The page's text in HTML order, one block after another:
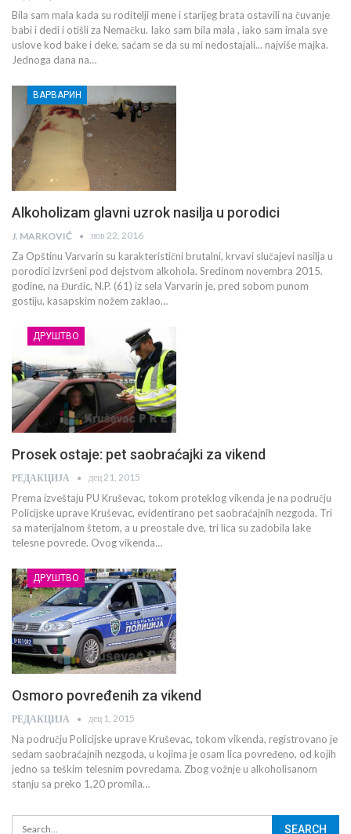
Bila sam mala kada su roditelji mene i starijeg brata ostavili na čuvanje
babi i dedi i otišli za Nemačku. Iako sam bila mala , iako sam imala sve
uslove kod bake i deke, saćam se da su mi nedostajali... najviše majka.
Jednoga dana na…
ВАРВАРИН
Alkoholizam glavni uzrok nasilja u porodici
J. MARKOVIĆ нов 22, 2016
Za Opštinu Varvarin su karakteristični brutalni, krvavi slučajevi nasilja u
porodici izvršeni pod dejstvom alkohola. Sredinom novembra 2015.
godine, na Đurđic, N.P. (61) iz sela Varvarin je, pred sobom punom
gostiju, kasapskim nožem zaklao…
ДРУШТВО
Prosek ostaje: pet saobraćajki za vikend
РЕДАКЦИЈА дец 21, 2015
Prema izveštaju PU Kruševac, tokom proteklog vikenda je na području
Policijske uprave Kruševac, evidentirano pet saobraćajnih nezgoda. Tri
sa materijalnom štetom, a u preostale dve, tri lica su zadobila lake
telesne povrede. Ovog vikenda…
ДРУШТВО
Osmoro povređenih za vikend
РЕДАКЦИЈА дец 1, 2015
Na području Policijske uprave Kruševac, tokom vikenda, registrovano je
sedam saobraćajnih nezgoda, u kojima je osam lica povređeno, od kojih
jedno sa teškim telesnim povredama. Zbog vožnje u alkoholisanom
stanju sa preko 1,20 promila…